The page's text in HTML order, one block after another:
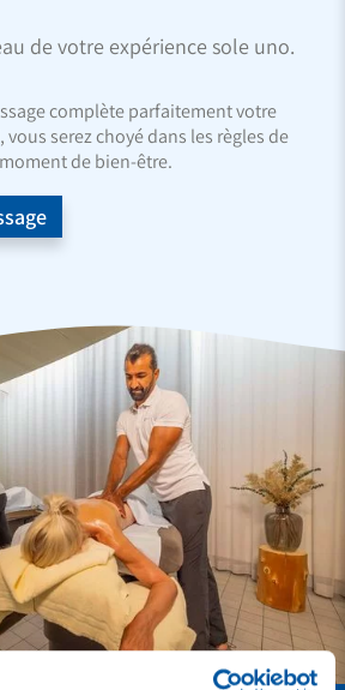
de votre expérience sole uno.
complète parfaitement votre
serez choyé dans les règles de
de bien-être.